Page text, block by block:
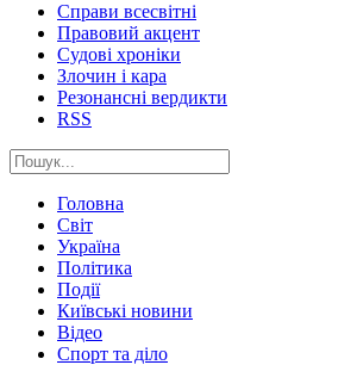
Справи всесвітні
Правовий акцент
Судові хроніки
Злочин і кара
Резонансні вердикти
RSS
Головна
Світ
Україна
Політика
Події
Київські новини
Відео
Спорт та діло